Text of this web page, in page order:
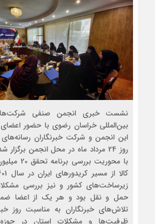
نشست خبری انجمن صنفی
بین‌المللی خراسان رضوی با حضور
این انجمن و شرکت خبرنگاران رسانه‌‌های
روز 24 مرداد ماه در محل انجمن
با محوریت
زیرساخت‌های کشور و نیز بررسی
حمل و نقل بود و هر یک از اعضا
تلاش‌های خبرنگاران به مناسبت روز
ظرفیت‌ها و مشکلات استان در